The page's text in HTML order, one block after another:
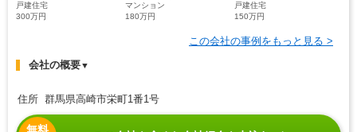
戸建住宅
300万円
マンション
180万円
戸建住宅
150万円
この会社の事例をもっと見る >
会社の概要▼
住所 群馬県高崎市栄町1番1号